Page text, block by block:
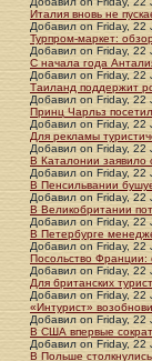
Италия вновь не
Добавил on Friday, 22
Турпром-маркет:
Добавил on Friday, 22
С начала года
Добавил on Friday, 22
Таиланд поддержит
Добавил on Friday, 22
Принц Чарльз
Добавил on Friday, 22
Для рекламы
Добавил on Friday, 22
В Каталонии заявило
Добавил on Friday, 22
В Пенсильвании
Добавил on Friday, 22
В Великобритании
Добавил on Friday, 22
В Петербурге
Добавил on Friday, 22
Посольство Франции:
Добавил on Friday, 22
Для британских
Добавил on Friday, 22
«Интурист»
Добавил on Friday, 22
В США впервые
Добавил on Friday, 22
В Польше